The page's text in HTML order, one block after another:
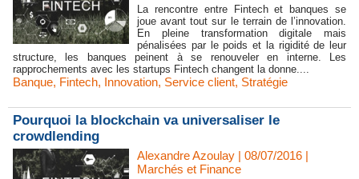
La rencontre entre Fintech et banques se
joue avant tout sur le terrain de l’innovation.
En pleine transformation digitale mais
pénalisées par le poids et la rigidité de leur
structure, les banques peinent à se renouveler en interne. Les
rapprochements avec les startups Fintech changent la donne....
Banque, Fintech, Innovation, Service client, Stratégie
​Pourquoi la blockchain va universaliser le
crowdlending
Alexandre Azoulay | 08/07/2016 |
Marchés et Finance